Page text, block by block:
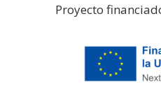
Proyecto